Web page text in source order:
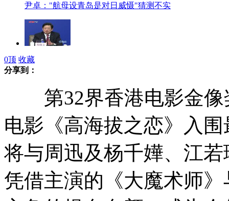
尹卓："航母设青岛是对日威慑"猜测不实
中国有较完整针对外国专家医疗保障制度安排
西方通过卫星窥探中国航母基地 拍到疑似三体船
0顶 收藏
分享到：
第32界香港电影金像
电影《高海拔之恋》入
将与周迅及杨千嬅、江
凭借主演的《大魔术师